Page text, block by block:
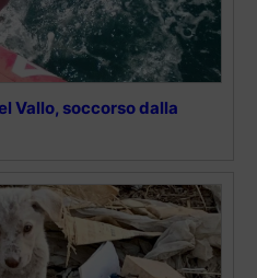
Vallo, soccorso dalla